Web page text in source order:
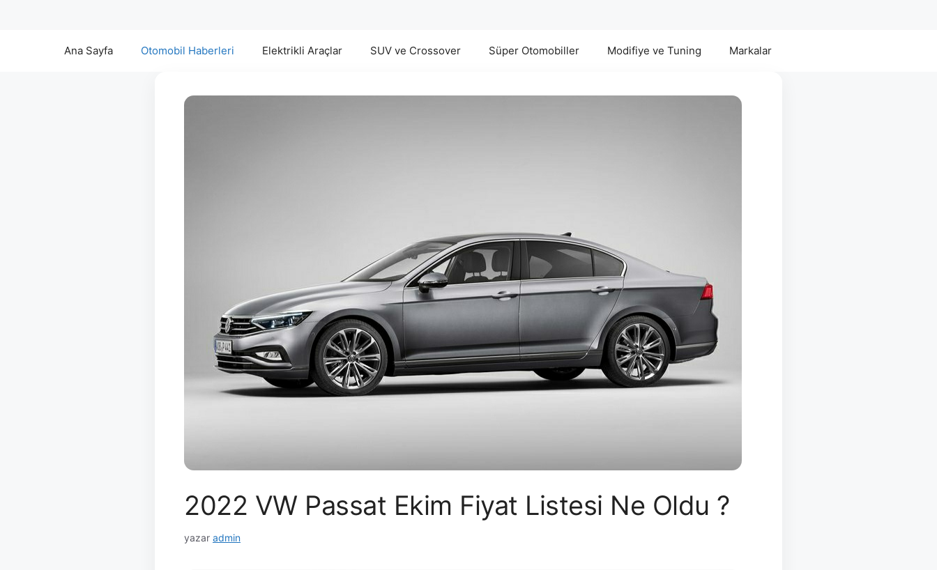
Ana Sayfa Otomobil Haberleri Elektrikli Araçlar SUV ve Crossover Süper Otomobiller Modifiye ve Tuning Markalar
2022 VW Passat Ekim Fiyat Listesi Ne Oldu ?
yazar admin